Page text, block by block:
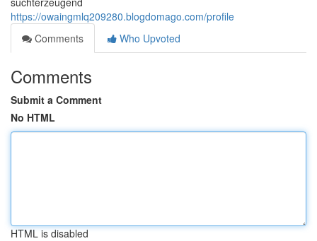
https://owaingmlq209280.blogdomago.com/profile
Comments
Who Upvoted
Comments
Submit a Comment
No HTML
HTML is disabled